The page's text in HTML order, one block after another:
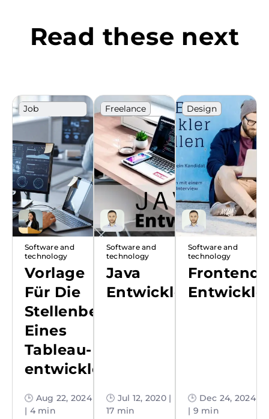
Read these next
Job
Description
Template
Software and
technology
Vorlage
Für Die
Stellenbeschreibung
Eines
Tableau-
entwicklers
🕒 Aug 22, 2024
| 4 min
Freelance
Guide
Java
Software and
technology
Java
Entwickler
🕒 Jul 12, 2020 |
17 min
Design
Guide
Software
development
Software and
technology
Frontend
🕒 Dec 24, 2024
| 9 min